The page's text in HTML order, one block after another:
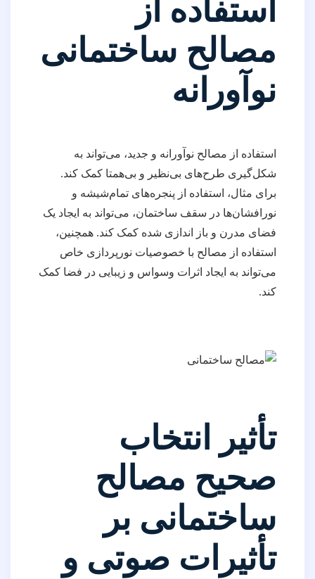
استفاده از
مصالح ساختمانی
نوآورانه
استفاده از مصالح نوآورانه و جدید، می‌تواند به
شکل‌گیری طرح‌های بی‌نظیر و بی‌همتا کمک کند.
برای مثال، استفاده از پنجره‌های تمام‌شیشه و
نورافشان‌ها در سقف ساختمان، می‌تواند به ایجاد یک
فضای مدرن و باز اندازی شده کمک کند. همچنین،
استفاده از مصالح با خصوصیات نورپردازی خاص
می‌تواند به ایجاد اثرات وسواس و زیبایی در فضا کمک
کند.
تأثیر انتخاب
صحیح مصالح
ساختمانی بر
تأثیرات صوتی و